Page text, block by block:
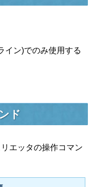
イン)でのみ使用する
ド
エッタの操作コマン